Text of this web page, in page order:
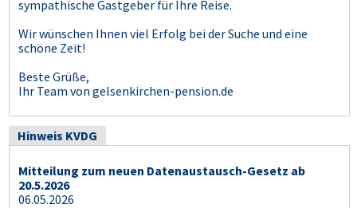
sympathische Gastgeber für Ihre Reise.
Wir wünschen Ihnen viel Erfolg bei der Suche und eine
schöne Zeit!
Beste Grüße,
Ihr Team von gelsenkirchen-pension.de
Hinweis KVDG
Mitteilung zum neuen Datenaustausch-Gesetz ab
20.5.2026
06.05.2026